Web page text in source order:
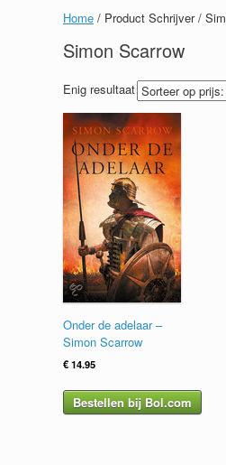
Home / Product Schrijver /
Simon Scarrow
Enig resultaat
Onder de adelaar –
Simon Scarrow
€14.95
Bestellen bij Bol.com